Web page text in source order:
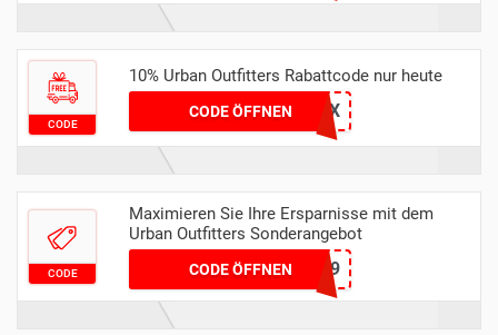
CODE
10% Urban Outfitters Rabattcode nur heute
CODE ÖFFNEN
MZGA74ZEEX
CODE
Maximieren Sie Ihre Ersparnisse mit dem
Urban Outfitters Sonderangebot
CODE ÖFFNENOSLO29